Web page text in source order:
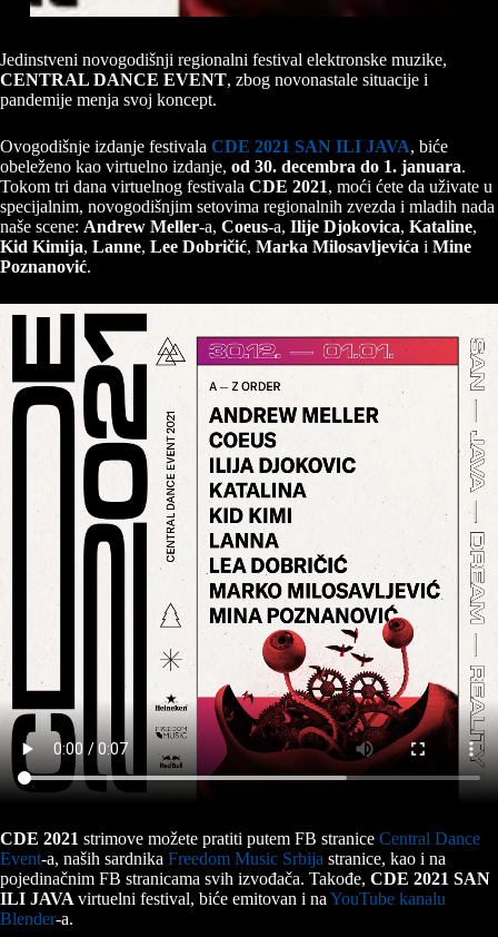
Jedinstveni novogodišnji regionalni festival elektronske muzike,
CENTRAL DANCE EVENT, zbog novonastale situacije i
pandemije menja svoj koncept.
Ovogodišnje izdanje festivala CDE 2021 SAN ILI JAVA, biće
obeleženo kao virtuelno izdanje, od 30. decembra do 1. januara.
Tokom tri dana virtuelnog festivala CDE 2021, moći ćete da uživate u
specijalnim, novogodišnjim setovima regionalnih zvezda i mladih nada
naše scene: Andrew Meller-a, Coeus-a, Ilije Djokovica, Kataline,
Kid Kimija, Lanne, Lee Dobričić, Marka Milosavljevića i Mine
Poznanović.
CDE 2021 strimove možete pratiti putem FB stranice Central Dance
Event-a, naših sardnika Freedom Music Srbija stranice, kao i na
pojedinačnim FB stranicama svih izvođača. Takođe, CDE 2021 SAN
ILI JAVA virtuelni festival, biće emitovan i na YouTube kanalu
Blender-a.